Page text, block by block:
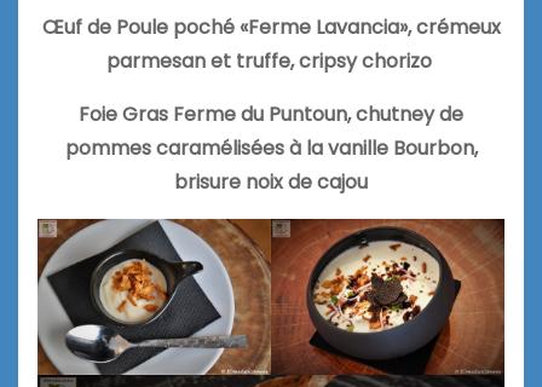
Œuf de Poule poché «Ferme Lavancia», crémeux
parmesan et truffe, cripsy chorizo
Foie Gras Ferme du Puntoun, chutney de
pommes caramélisées à la vanille Bourbon,
brisure noix de cajou